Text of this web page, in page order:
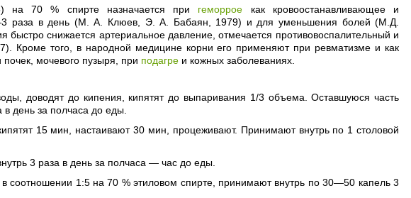
на 70 % спирте назначается при геморрое как кровоостанавливающее и
раза в день (М. А. Клюев, Э. А. Бабаян, 1979) и для уменьшения болей (М.Д.
снижается артериальное давление, отмечается противовоспалительный и
Кроме того, в народной медицине корни его применяют при ревматизме и как
мочевого пузыря, при подагре и кожных заболеваниях.
доводят до кипения, кипятят до выпаривания 1/3 объема. Оставшуюся часть
в день за полчаса до еды.
15 мин, настаивают 30 мин, процеживают. Принимают внутрь по 1 столовой
3 раза в день за полчаса — час до еды.
соотношении 1:5 на 70 % этиловом спирте, принимают внутрь по 30—50 капель 3